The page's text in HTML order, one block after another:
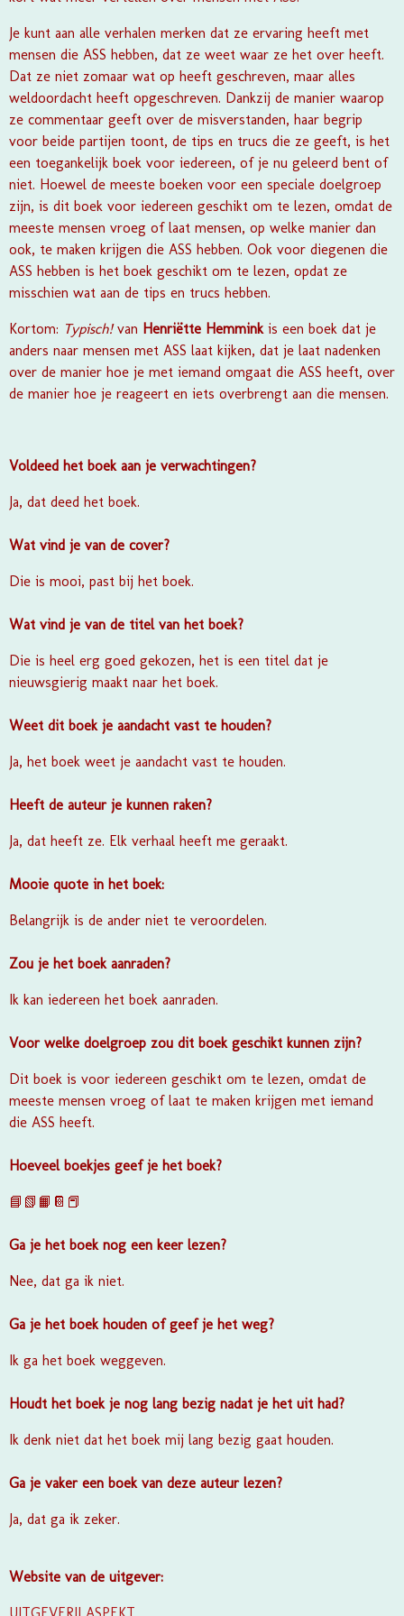
Je kunt aan alle verhalen merken dat ze ervaring heeft met
mensen die ASS hebben, dat ze weet waar ze het over heeft.
Dat ze niet zomaar wat op heeft geschreven, maar alles
weldoordacht heeft opgeschreven. Dankzij de manier waarop
ze commentaar geeft over de misverstanden, haar begrip
voor beide partijen toont, de tips en trucs die ze geeft, is het
een toegankelijk boek voor iedereen, of je nu geleerd bent of
niet. Hoewel de meeste boeken voor een speciale doelgroep
zijn, is dit boek voor iedereen geschikt om te lezen, omdat de
meeste mensen vroeg of laat mensen, op welke manier dan
ook, te maken krijgen die ASS hebben. Ook voor diegenen die
ASS hebben is het boek geschikt om te lezen, opdat ze
misschien wat aan de tips en trucs hebben.
Kortom: Typisch! van Henriëtte Hemmink is een boek dat je
anders naar mensen met ASS laat kijken, dat je laat nadenken
over de manier hoe je met iemand omgaat die ASS heeft, over
de manier hoe je reageert en iets overbrengt aan die mensen.
Voldeed het boek aan je verwachtingen?
Ja, dat deed het boek.
Wat vind je van de cover?
Die is mooi, past bij het boek.
Wat vind je van de titel van het boek?
Die is heel erg goed gekozen, het is een titel dat je
nieuwsgierig maakt naar het boek.
Weet dit boek je aandacht vast te houden?
Ja, het boek weet je aandacht vast te houden.
Heeft de auteur je kunnen raken?
Ja, dat heeft ze. Elk verhaal heeft me geraakt.
Mooie quote in het boek:
Belangrijk is de ander niet te veroordelen.
Zou je het boek aanraden?
Ik kan iedereen het boek aanraden.
Voor welke doelgroep zou dit boek geschikt kunnen zijn?
Dit boek is voor iedereen geschikt om te lezen, omdat de
meeste mensen vroeg of laat te maken krijgen met iemand
die ASS heeft.
Hoeveel boekjes geef je het boek?
📘📗📙📔📕
Ga je het boek nog een keer lezen?
Nee, dat ga ik niet.
Ga je het boek houden of geef je het weg?
Ik ga het boek weggeven.
Houdt het boek je nog lang bezig nadat je het uit had?
Ik denk niet dat het boek mij lang bezig gaat houden.
Ga je vaker een boek van deze auteur lezen?
Ja, dat ga ik zeker.
Website van de uitgever: